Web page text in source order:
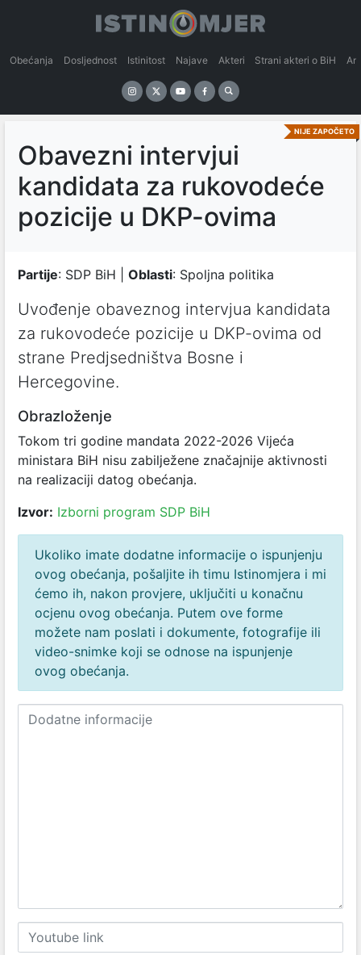
Obećanja Dosljednost Istinitost Najave Akteri Strani akteri o BiH
NIJE ZAPOČETO
Obavezni intervjui
kandidata za rukovodeće
pozicije u DKP-ovima
Partije: SDP BiH | Oblasti: Spoljna politika
Uvođenje obaveznog intervjua kandidata
za rukovodeće pozicije u DKP-ovima od
strane Predjsedništva Bosne i
Hercegovine.
Obrazloženje
Tokom tri godine mandata 2022-2026 Vijeća
ministara BiH nisu zabilježene značajnije aktivnosti
na realizaciji datog obećanja.
Izvor: Izborni program SDP BiH
Ukoliko imate dodatne informacije o ispunjenju
ovog obećanja, pošaljite ih timu Istinomjera i mi
ćemo ih, nakon provjere, uključiti u konačnu
ocjenu ovog obećanja. Putem ove forme
možete nam poslati i dokumente, fotografije ili
video-snimke koji se odnose na ispunjenje
ovog obećanja.